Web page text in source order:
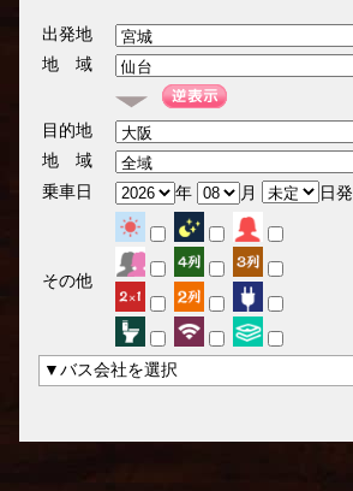
出発地
地 域
目的地
地 域
乗車日
年 月 日発
その他
▼バス会社を選択